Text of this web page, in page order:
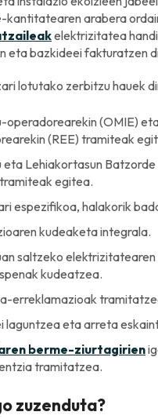
arabera
elektrizitatea
eta bazkideei fakturatzen
lotutako zerbitzu hauek
operadorearekin (OMIE)
(REE) tramiteak
eta Lehiakortasun Batzorde
egitea.
espezifikoa, halakorik
kudeaketa integrala.
saltzeko
kudeatzea.
erreklamazioak
laguntzea eta arreta
berme-ziurtagirien
tramitatzea.
zuzenduta?